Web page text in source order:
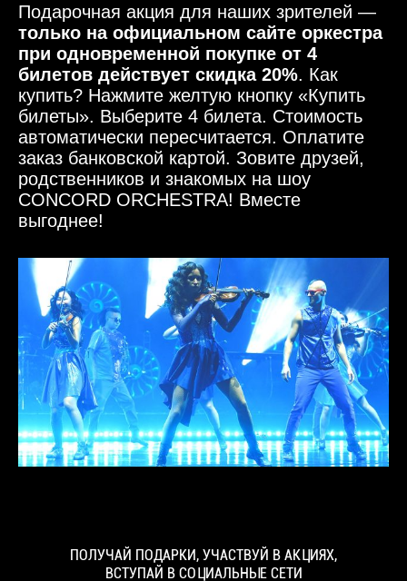
Подарочная акция для наших зрителей —
только на официальном сайте оркестра
при одновременной покупке от 4
билетов действует скидка 20%. Как
купить? Нажмите желтую кнопку «Купить
билеты». Выберите 4 билета. Стоимость
автоматически пересчитается. Оплатите
заказ банковской картой. Зовите друзей,
родственников и знакомых на шоу
CONCORD ORCHESTRA! Вместе
выгоднее!
ПОЛУЧАЙ ПОДАРКИ, УЧАСТВУЙ В АКЦИЯХ,
ВСТУПАЙ В СОЦИАЛЬНЫЕ СЕТИ